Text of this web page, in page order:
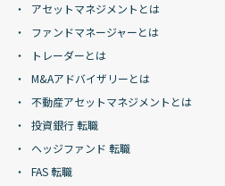
アセットマネジメントとは
ファンドマネージャーとは
トレーダーとは
M&Aアドバイザリーとは
不動産アセットマネジメントとは
投資銀行 転職
ヘッジファンド 転職
FAS 転職